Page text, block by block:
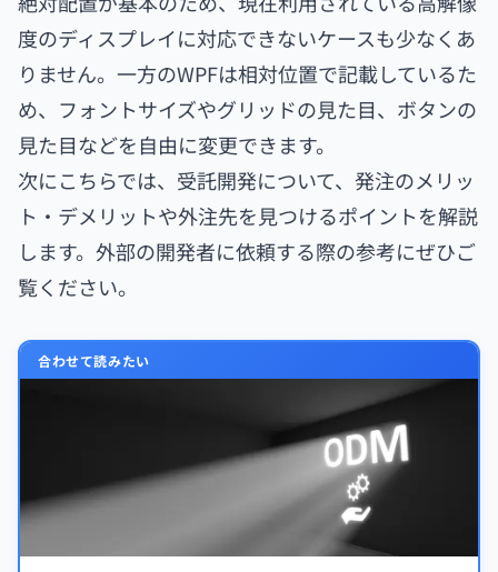
度のディスプレイに対応できないケースも少なくあ
りません。一方のWPFは相対位置で記載しているた
め、フォントサイズやグリッドの見た目、ボタンの
見た目などを自由に変更できます。
次にこちらでは、受託開発について、発注のメリッ
ト・デメリットや外注先を見つけるポイントを解説
します。外部の開発者に依頼する際の参考にぜひご
覧ください。
合わせて読みたい